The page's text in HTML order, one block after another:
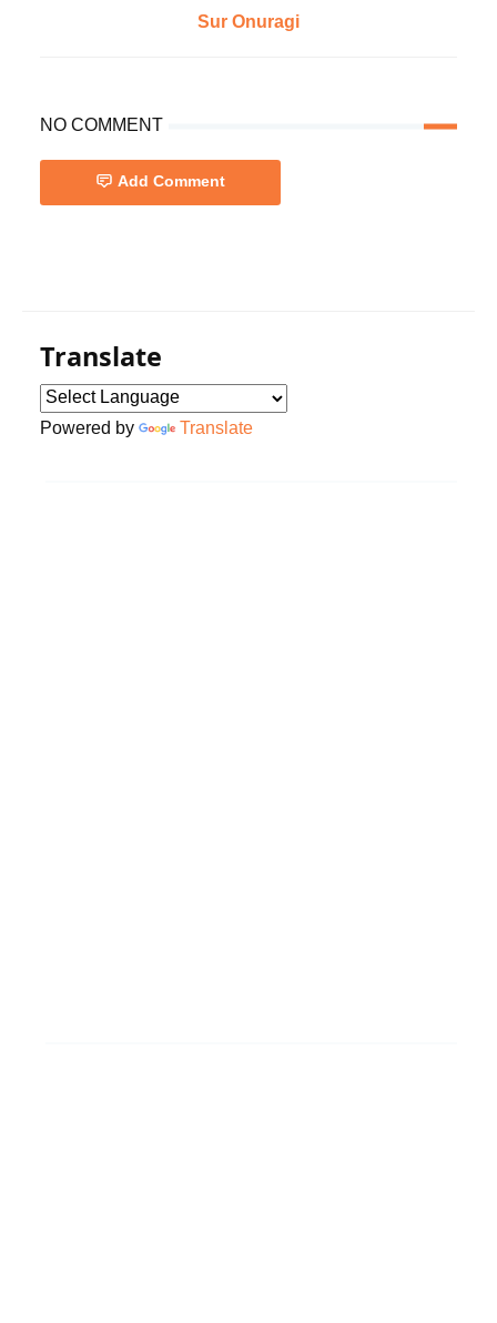
Sur Onuragi
NO COMMENT
Add Comment
Translate
Powered by Translate